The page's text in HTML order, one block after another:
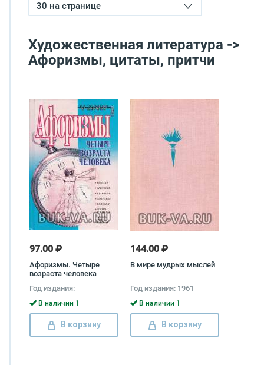
30 на странице
Художественная литература ->
Афоризмы, цитаты, притчи
97.00 ₽
Афоризмы. Четыре
возраста человека
Год издания:
В наличии 1
В корзину
144.00 ₽
В мире мудрых мыслей
Год издания: 1961
В наличии 1
В корзину